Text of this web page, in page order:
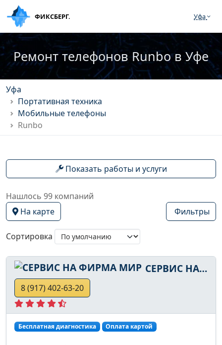
ФИКСБЕРГ. Уфа
Ремонт телефонов Runbo в Уфе
Уфа
Портативная техника
Мобильные телефоны
Runbo
Показать работы и услуги
Нашлось 99 компаний
На карте
Фильтры
Сортировка
СЕРВИС НА ФИРМА МИР
8 (917) 402-63-20
Бесплатная диагностика Оплата картой